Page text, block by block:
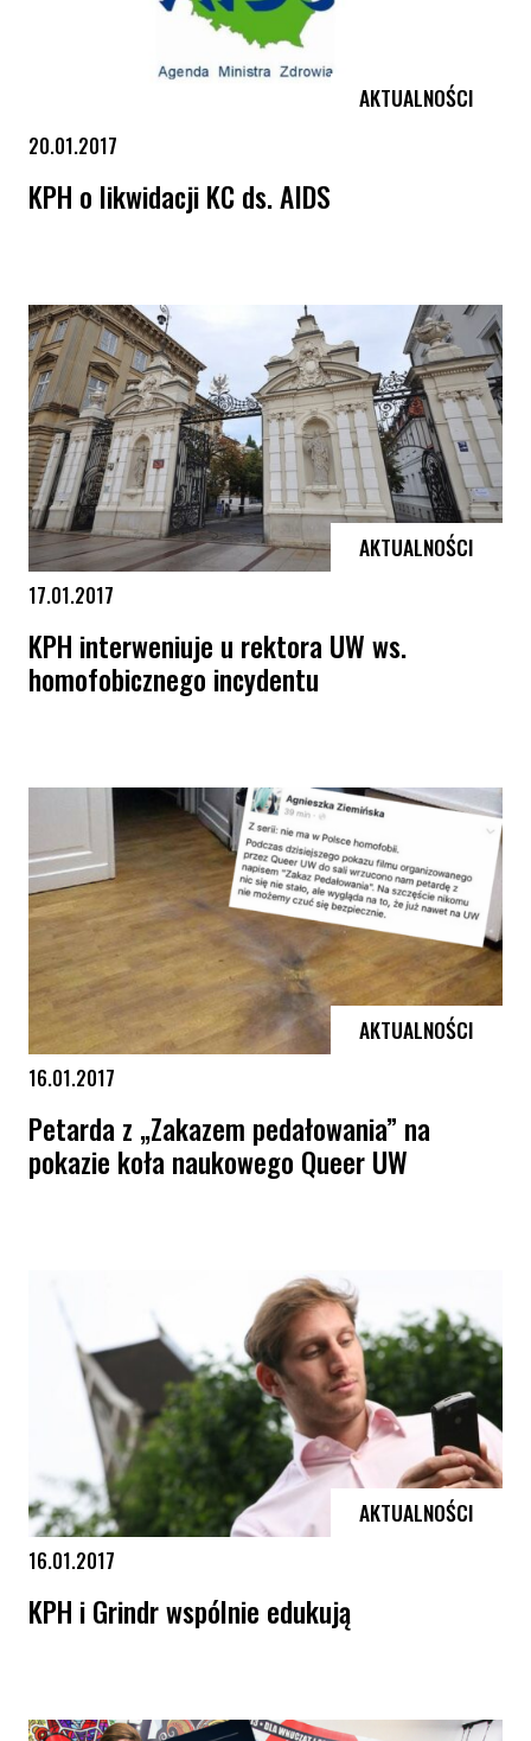
AKTUALNOŚCI
20.01.2017
KPH o likwidacji KC ds. AIDS
AKTUALNOŚCI
17.01.2017
KPH interweniuje u rektora UW ws.
homofobicznego incydentu
AKTUALNOŚCI
16.01.2017
Petarda z „Zakazem pedałowania” na
pokazie koła naukowego Queer UW
AKTUALNOŚCI
16.01.2017
KPH i Grindr wspólnie edukują